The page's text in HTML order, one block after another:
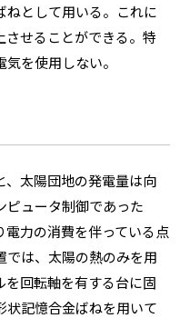
ねとして用いる。これに
させることができる。特
を使用しない。
、太陽団地の発電量は向
ピュータ制御であった
電力の消費を伴っている点
では、太陽の熱のみを用
を回転軸を有する台に固
状記憶合金ばねを用いて